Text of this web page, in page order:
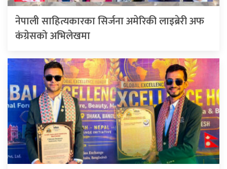
नेपाली साहित्यकारका सिर्जना अमेरिकी लाइब्रेरी अफ
कंग्रेसको अभिलेखमा